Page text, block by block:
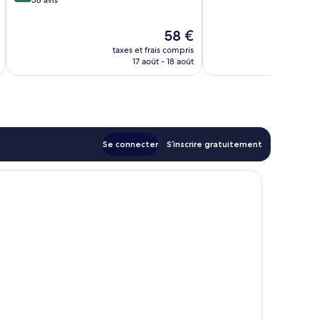
Le
nouveau
prix
58 €
taxes et frais compris
17 août - 18 août
Se connecter S’inscrire gratuitement